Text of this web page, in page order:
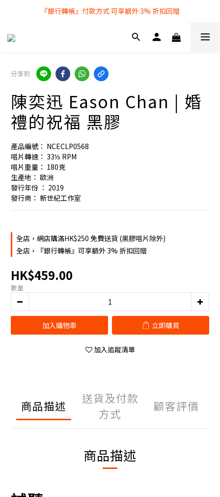
全店購物滿 $250 即享免費送貨服務
『銀行轉帳』付款方式 可享額外 3% 折扣回贈
全店購物滿 $250 即享免費送貨服務
分享到
陳奕迅 Eason Chan | 婚
禮的祝福 黑膠
產品編號： NCECLP0568
唱片轉速： 33⅓ RPM
唱片重量： 180克
生產地： 歐洲
發行年份 ： 2019
發行商： 新世紀工作室
全店，網店購滿HK$250 免費送貨 (黑膠唱片除外)
全店，『銀行轉帳』可享額外 3% 折扣回贈
HK$459.00
數量
加入購物車 立即購買
加入追蹤清單
商品描述
送貨及付款
方式
顧客評價
商品描述